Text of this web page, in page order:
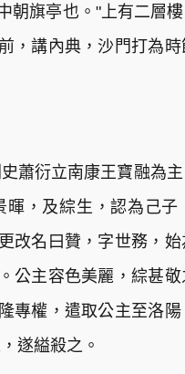
旗亭也。"上有二層
，講內典，沙門打為
蕭衍立南康王寶融為
，及綜生，認為己子
改名曰贊，字世務，始
公主容色美麗，綜甚敬
專權，遣取公主至洛
遂縊殺之。